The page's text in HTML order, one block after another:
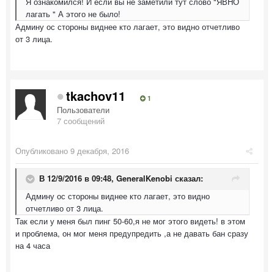
лагать " А этого не было!
Админу ос стороны виднее кто лагает, это видно отчетливо
от 3 лица.
tkachov11 1
Пользователи
7 сообщений
Опубликовано 9 декабря, 2016
В 12/9/2016 в 09:48, GeneralKenobi сказал:
Админу ос стороны виднее кто лагает, это видно
отчетливо от 3 лица.
Так если у меня был пинг 50-60,я не мог этого видеть! в этом
и проблема, он мог меня предупредить ,а не давать бан сразу
на 4 часа